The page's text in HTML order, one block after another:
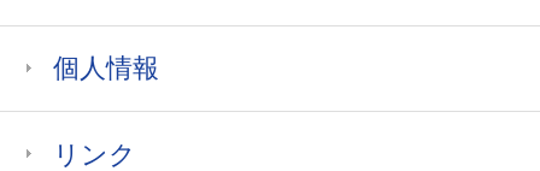
個人情報
リンク